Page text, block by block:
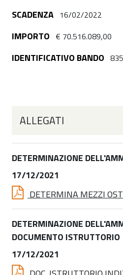
SCADENZA 16/02/2022
IMPORTO € 70.516.089,00
IDENTIFICATIVO BANDO
ALLEGATI
DETERMINAZIONE
17/12/2021
DETERMINA MEZZI
DETERMINAZIONE
DOCUMENTO ISTRUTTORIO
17/12/2021